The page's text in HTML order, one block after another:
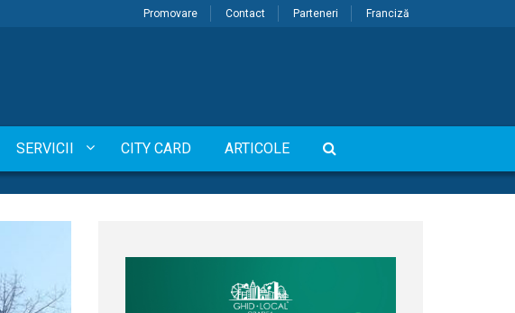
Promovare Contact Parteneri Franciză
SERVICII CITY CARD ARTICOLE